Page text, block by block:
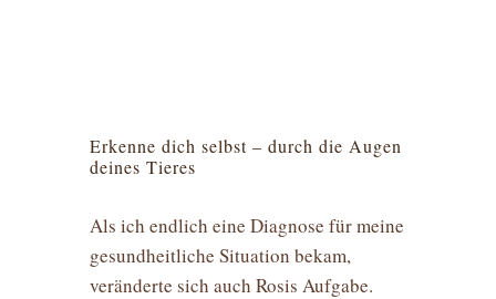
Erkenne dich selbst – durch die Augen
deines Tieres
Als ich endlich eine Diagnose für meine
gesundheitliche Situation bekam,
veränderte sich auch Rosis Aufgabe.